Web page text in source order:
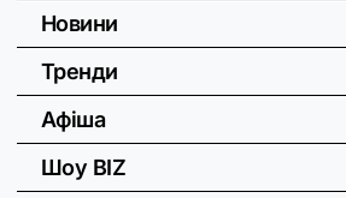
Новини
Тренди
Афіша
Шоу BIZ